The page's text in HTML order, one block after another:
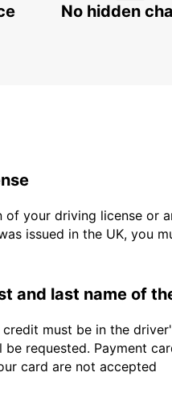
No hidden
your driving license or
issued in the UK, you
and last name of
must be in the
requested. Payment
card are not accepted